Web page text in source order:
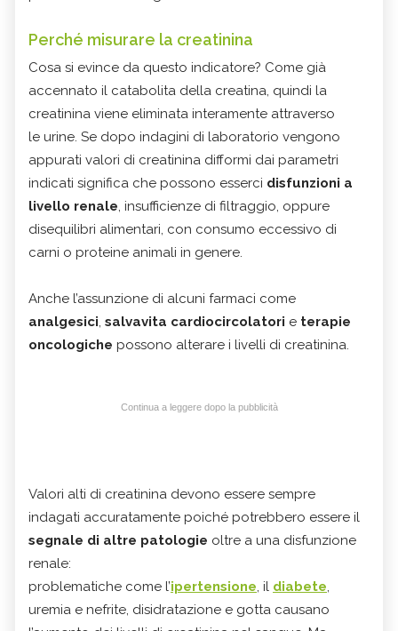
Perché misurare la creatinina
Cosa si evince da questo indicatore? Come già
accennato il catabolita della creatina, quindi la
creatinina viene eliminata interamente attraverso
le urine. Se dopo indagini di laboratorio vengono
appurati valori di creatinina difformi dai parametri
indicati significa che possono esserci disfunzioni a
livello renale, insufficienze di filtraggio, oppure
disequilibri alimentari, con consumo eccessivo di
carni o proteine animali in genere.
Anche l’assunzione di alcuni farmaci come
analgesici, salvavita cardiocircolatori e terapie
oncologiche possono alterare i livelli di creatinina.
Continua a leggere dopo la pubblicità
Valori alti di creatinina devono essere sempre
indagati accuratamente poiché potrebbero essere il
segnale di altre patologie oltre a una disfunzione
renale:
problematiche come l’ipertensione, il diabete,
uremia e nefrite, disidratazione e gotta causano